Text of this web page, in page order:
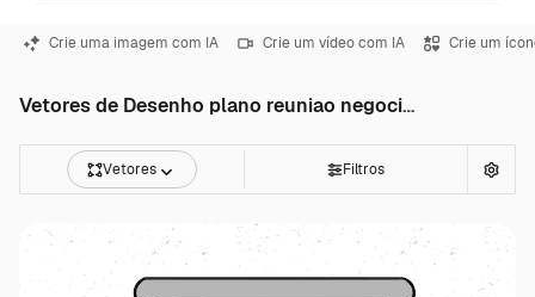
Crie uma imagem com IA Crie um vídeo com IA Crie um
Vetores de Desenho plano reuniao negocios
Vetores Filtros